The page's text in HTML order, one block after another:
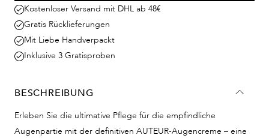
Kostenloser Versand mit DHL ab 48€
Gratis Rücklieferungen
Mit Liebe Handverpackt
Inklusive 3 Gratisproben
BESCHREIBUNG
Erleben Sie die ultimative Pflege für die empfindliche
Augenpartie mit der definitiven AUTEUR-Augencreme – eine